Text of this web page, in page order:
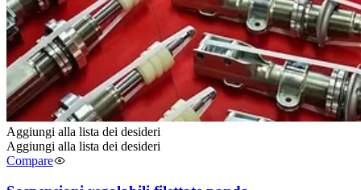
Aggiungi alla lista dei desideri
Aggiungi alla lista dei desideri
Compare